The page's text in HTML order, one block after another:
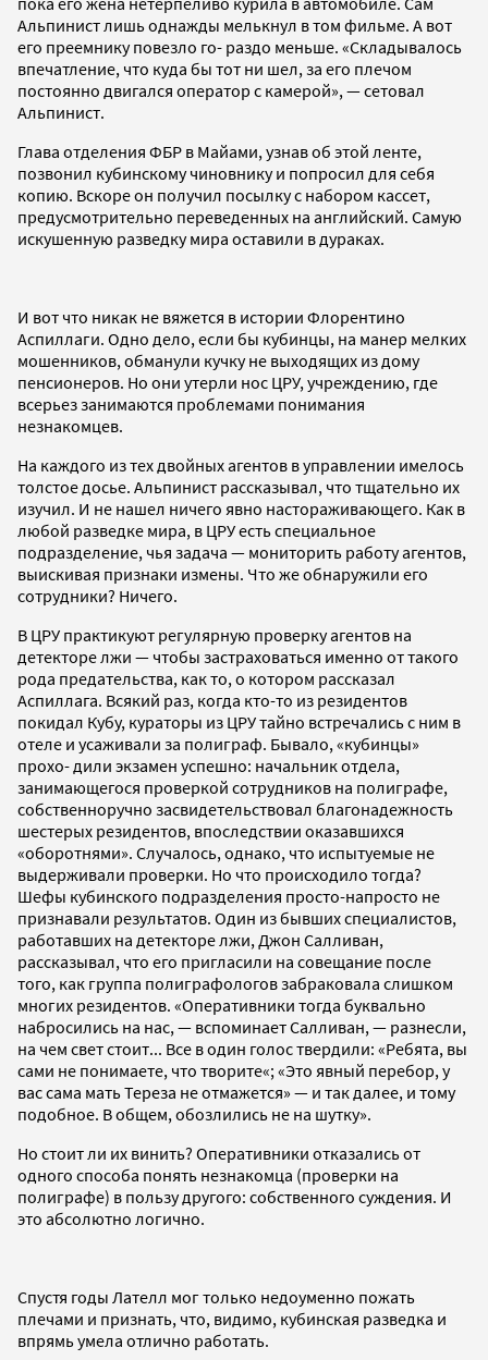
Альпинист лишь однажды мелькнул в том фильме. А вот
его преемнику повезло го- раздо меньше. «Складывалось
впечатление, что куда бы тот ни шел, за его плечом
постоянно двигался оператор с камерой», — сетовал
Альпинист.
Глава отделения ФБР в Майами, узнав об этой ленте,
позвонил кубинскому чиновнику и попросил для себя
копию. Вскоре он получил посылку с набором кассет,
предусмотрительно переведенных на английский. Самую
искушенную разведку мира оставили в дураках.
И вот что никак не вяжется в истории Флорентино
Аспиллаги. Одно дело, если бы кубинцы, на манер мелких
мошенников, обманули кучку не выходящих из дому
пенсионеров. Но они утерли нос ЦРУ, учреждению, где
всерьез занимаются проблемами понимания
незнакомцев.
На каждого из тех двойных агентов в управлении имелось
толстое досье. Альпинист рассказывал, что тщательно их
изучил. И не нашел ничего явно настораживающего. Как в
любой разведке мира, в ЦРУ есть специальное
подразделение, чья задача — мониторить работу агентов,
выискивая признаки измены. Что же обнаружили его
сотрудники? Ничего.
В ЦРУ практикуют регулярную проверку агентов на
детекторе лжи — чтобы застраховаться именно от такого
рода предательства, как то, о котором рассказал
Аспиллага. Всякий раз, когда кто-то из резидентов
покидал Кубу, кураторы из ЦРУ тайно встречались с ним в
отеле и усаживали за полиграф. Бывало, «кубинцы»
прохо- дили экзамен успешно: начальник отдела,
занимающегося проверкой сотрудников на полиграфе,
собственноручно засвидетельствовал благонадежность
шестерых резидентов, впоследствии оказавшихся
«оборотнями». Случалось, однако, что испытуемые не
выдерживали проверки. Но что происходило тогда?
Шефы кубинского подразделения просто-напросто не
признавали результатов. Один из бывших специалистов,
работавших на детекторе лжи, Джон Салливан,
рассказывал, что его пригласили на совещание после
того, как группа полиграфологов забраковала слишком
многих резидентов. «Оперативники тогда буквально
набросились на нас, — вспоминает Салливан, — разнесли,
на чем свет стоит... Все в один голос твердили: «Ребята, вы
сами не понимаете, что творите«; «Это явный перебор, у
вас сама мать Тереза не отмажется» — и так далее, и тому
подобное. В общем, обозлились не на шутку».
Но стоит ли их винить? Оперативники отказались от
одного способа понять незнакомца (проверки на
полиграфе) в пользу другого: собственного суждения. И
это абсолютно логично.
Спустя годы Лателл мог только недоуменно пожать
плечами и признать, что, видимо, кубинская разведка и
впрямь умела отлично работать.